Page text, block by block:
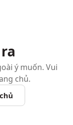
ý muốn. Vui
chủ.